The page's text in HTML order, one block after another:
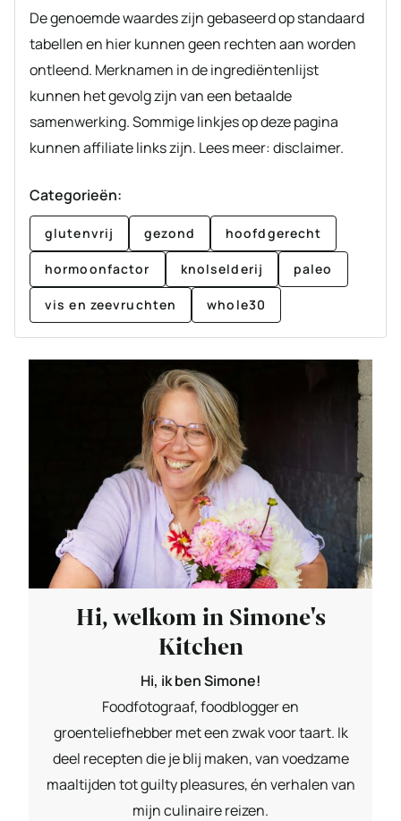
De genoemde waardes zijn gebaseerd op standaard
tabellen en hier kunnen geen rechten aan worden
ontleend. Merknamen in de ingrediëntenlijst
kunnen het gevolg zijn van een betaalde
samenwerking. Sommige linkjes op deze pagina
kunnen affiliate links zijn. Lees meer: disclaimer.
Categorieën:
glutenvrij gezond hoofdgerecht
hormoonfactor knolselderij paleo
vis en zeevruchten whole30
Hi, welkom in Simone's
Kitchen
Hi, ik ben Simone!
Foodfotograaf, foodblogger en
groenteliefhebber met een zwak voor taart. Ik
deel recepten die je blij maken, van voedzame
maaltijden tot guilty pleasures, én verhalen van
mijn culinaire reizen.